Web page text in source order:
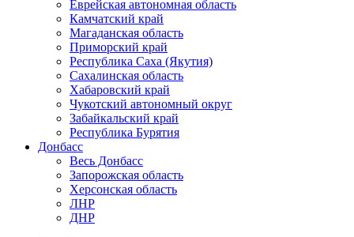
Еврейская автономная область
Камчатский край
Магаданская область
Приморский край
Республика Саха (Якутия)
Сахалинская область
Хабаровский край
Чукотский автономный округ
Забайкальский край
Республика Бурятия
Донбасс
Весь Донбасс
Запорожская область
Херсонская область
ЛНР
ДНР